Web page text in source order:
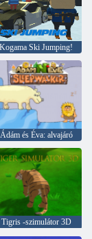
Kogama Ski Jumping!
Ádám és Éva: alvajáró
Tigris -szimulátor 3D